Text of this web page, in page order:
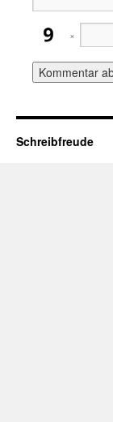
×
Schreibfreude